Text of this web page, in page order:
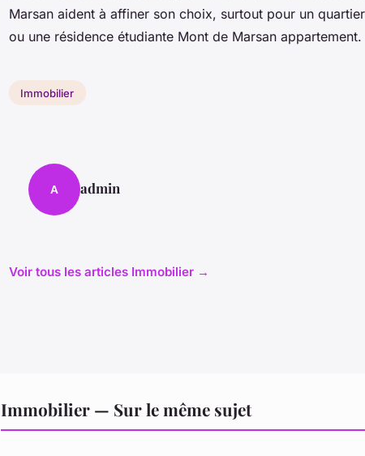
Marsan aident à affiner son choix, surtout pour un
ou une résidence étudiante Mont de Marsan appartement.
Immobilier
A admin
Voir tous les articles Immobilier →
Immobilier — Sur le même sujet